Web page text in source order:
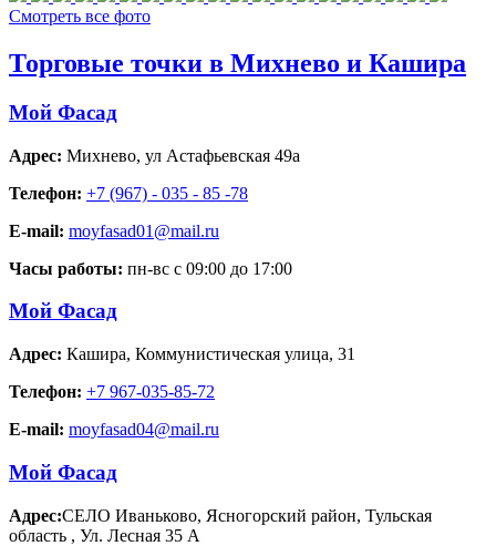
Смотреть все фото
Торговые точки в Михнево и Кашира
Мой Фасад
Адрес: Михнево, ул Астафьевская 49а
Телефон: +7 (967) - 035 - 85 -78
E-mail: moyfasad01@mail.ru
Часы работы: пн-вс с 09:00 до 17:00
Мой Фасад
Адрес: Кашира, Коммунистическая улица, 31
Телефон: +7 967-035-85-72
E-mail: moyfasad04@mail.ru
Мой Фасад
Адрес:СЕЛО Иваньково, Ясногорский район, Тульская
область , Ул. Лесная 35 А